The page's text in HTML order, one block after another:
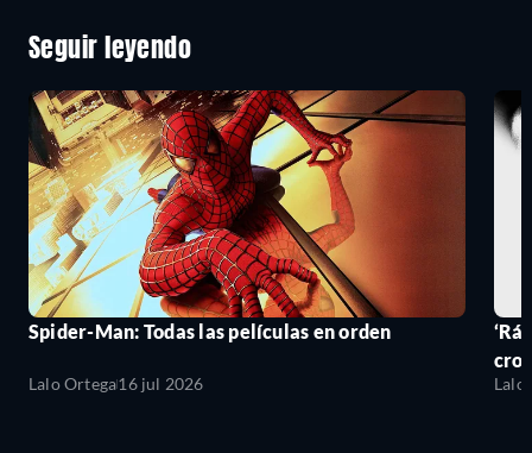
Seguir leyendo
Spider-Man: Todas las películas en orden
Lalo Ortega16 jul 2026 Lalo